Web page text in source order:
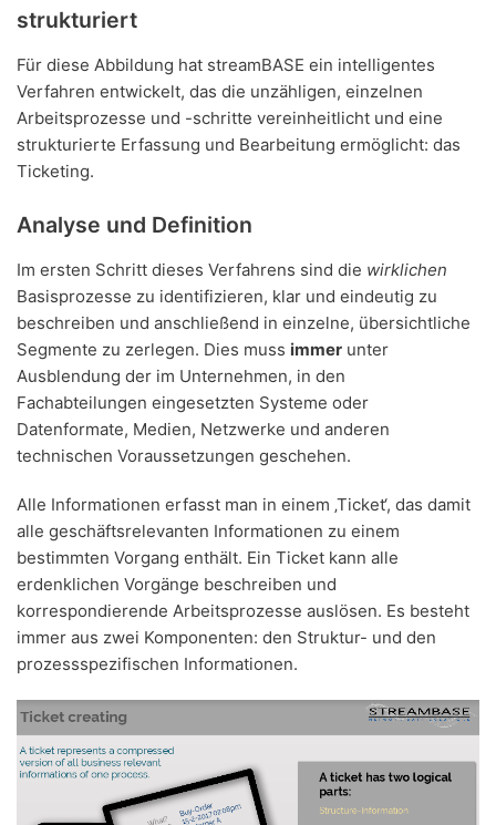
strukturiert
Für diese Abbildung hat streamBASE ein intelligentes
Verfahren entwickelt, das die unzähligen, einzelnen
Arbeitsprozesse und -schritte vereinheitlicht und eine
strukturierte Erfassung und Bearbeitung ermöglicht: das
Ticketing.
Analyse und Definition
Im ersten Schritt dieses Verfahrens sind die wirklichen
Basisprozesse zu identifizieren, klar und eindeutig zu
beschreiben und anschließend in einzelne, übersichtliche
Segmente zu zerlegen. Dies muss immer unter
Ausblendung der im Unternehmen, in den
Fachabteilungen eingesetzten Systeme oder
Datenformate, Medien, Netzwerke und anderen
technischen Voraussetzungen geschehen.
Alle Informationen erfasst man in einem ‚Ticket‘, das damit
alle geschäftsrelevanten Informationen zu einem
bestimmten Vorgang enthält. Ein Ticket kann alle
erdenklichen Vorgänge beschreiben und
korrespondierende Arbeitsprozesse auslösen. Es besteht
immer aus zwei Komponenten: den Struktur- und den
prozessspezifischen Informationen.